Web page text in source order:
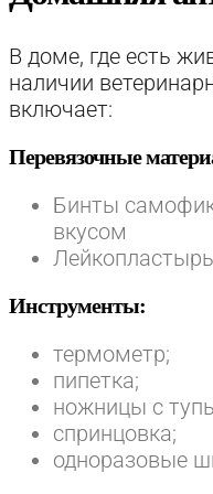
В доме, где есть
наличии
включает:
Перевязочные
Бинты
вкусом
Инструменты:
термометр;
пипетка;
ножницы с
спринцовка;
одноразовые